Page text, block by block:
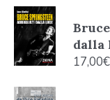
dalla
17,00€